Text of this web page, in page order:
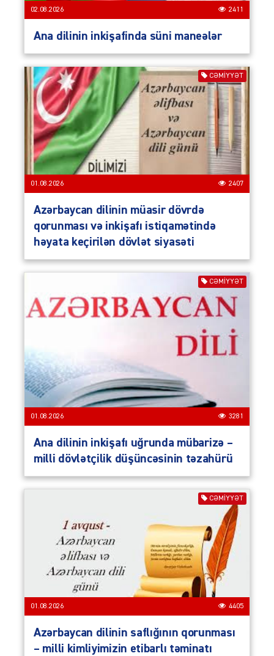
02.08.2026 2411
Ana dilinin inkişafinda süni maneələr
CƏMIYYƏT
01.08.2026 2407
Azərbaycan dilinin müasir dövrdə
qorunması və inkişafı istiqamətində
həyata keçirilən dövlət siyasəti
CƏMIYYƏT
01.08.2026 3281
Ana dilinin inkişafı uğrunda mübarizə –
milli dövlətçilik düşüncəsinin təzahürü
CƏMIYYƏT
01.08.2026 4405
Azərbaycan dilinin saflığının qorunması
– milli kimliyimizin etibarlı təminatı